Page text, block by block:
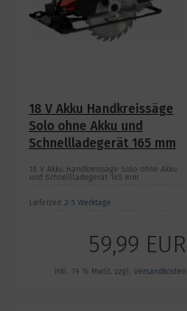
18 V Akku Handkreissäge
Solo ohne Akku und
Schnellladegerät 165 mm
18 V Akku Handkreissäge Solo ohne Akku
und Schnellladegerät 165 mm
Lieferzeit 2-5 Werktage
59,99 EUR
inkl. 19 % MwSt. zzgl.Versandkosten